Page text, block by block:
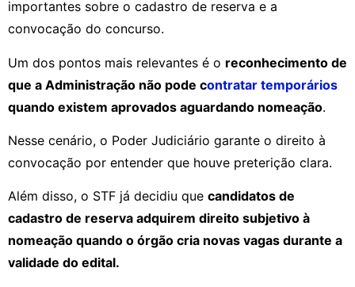
importantes sobre o cadastro de reserva e a
convocação do concurso.
Um dos pontos mais relevantes é o reconhecimento de
que a Administração não pode contratar temporários
quando existem aprovados aguardando nomeação.
Nesse cenário, o Poder Judiciário garante o direito à
convocação por entender que houve preterição clara.
Além disso, o STF já decidiu que candidatos de
cadastro de reserva adquirem direito subjetivo à
nomeação quando o órgão cria novas vagas durante a
validade do edital.